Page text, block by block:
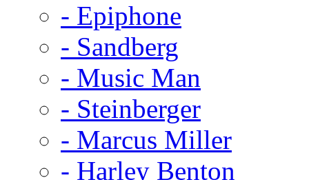
- Epiphone
- Sandberg
- Music Man
- Steinberger
- Marcus Miller
- Harley Benton